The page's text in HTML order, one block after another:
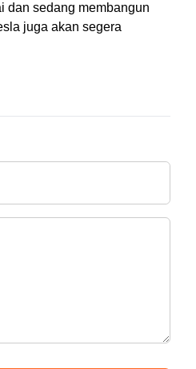
dan sedang membangun
juga akan segera